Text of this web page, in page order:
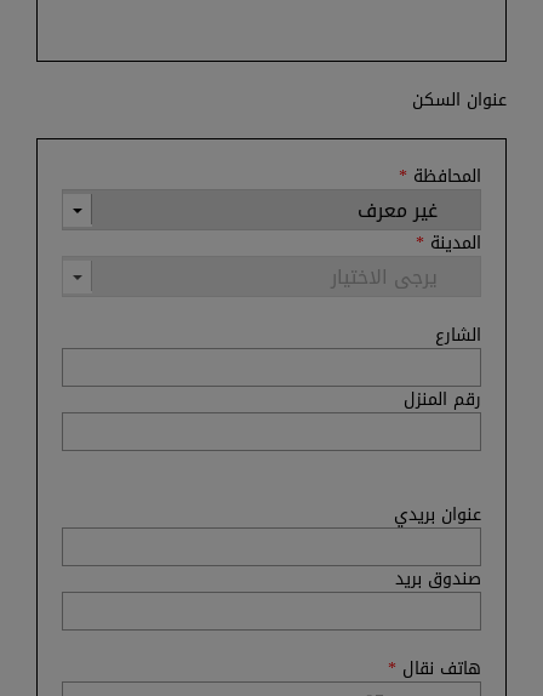
عنوان السكن
المحافظة *
المدينة *
الشارع
رقم المنزل
عنوان بريدي
صندوق بريد
هاتف نقال *